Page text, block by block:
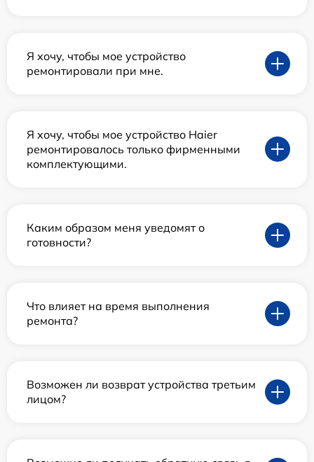
Я хочу, чтобы мое устройство
ремонтировали при мне.
Я хочу, чтобы мое устройство Haier
ремонтировалось только фирменными
комплектующими.
Каким образом меня уведомят о
готовности?
Что влияет на время выполнения
ремонта?
Возможен ли возврат устройства третьим
лицом?